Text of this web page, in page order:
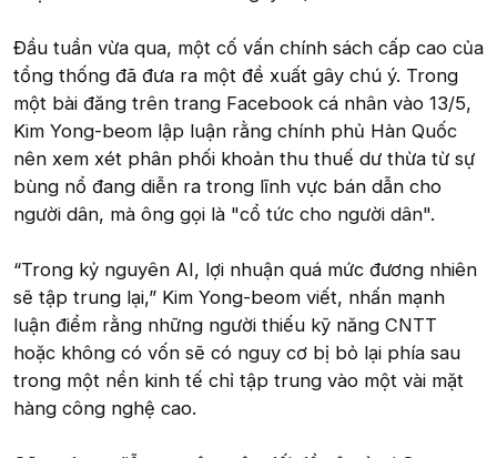
Đầu tuần vừa qua, một cố vấn chính sách cấp cao của
tổng thống đã đưa ra một đề xuất gây chú ý. Trong
một bài đăng trên trang Facebook cá nhân vào 13/5,
Kim Yong-beom lập luận rằng chính phủ Hàn Quốc
nên xem xét phân phối khoản thu thuế dư thừa từ sự
bùng nổ đang diễn ra trong lĩnh vực bán dẫn cho
người dân, mà ông gọi là "cổ tức cho người dân".
“Trong kỷ nguyên AI, lợi nhuận quá mức đương nhiên
sẽ tập trung lại,” Kim Yong-beom viết, nhấn mạnh
luận điểm rằng những người thiếu kỹ năng CNTT
hoặc không có vốn sẽ có nguy cơ bị bỏ lại phía sau
trong một nền kinh tế chỉ tập trung vào một vài mặt
hàng công nghệ cao.